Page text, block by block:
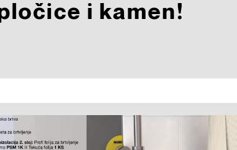
i kamen!